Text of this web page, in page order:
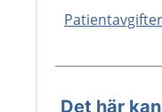
Det här